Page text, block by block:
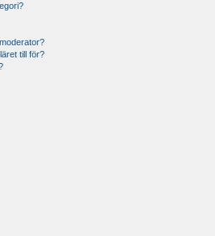
till för?